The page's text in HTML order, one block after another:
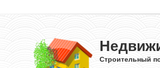
Строительный